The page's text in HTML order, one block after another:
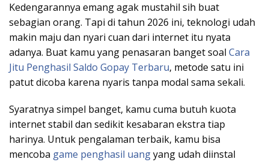
Kedengarannya emang agak mustahil sih buat
sebagian orang. Tapi di tahun 2026 ini, teknologi udah
makin maju dan nyari cuan dari internet itu nyata
adanya. Buat kamu yang penasaran banget soal Cara
Jitu Penghasil Saldo Gopay Terbaru, metode satu ini
patut dicoba karena nyaris tanpa modal sama sekali.
Syaratnya simpel banget, kamu cuma butuh kuota
internet stabil dan sedikit kesabaran ekstra tiap
harinya. Untuk pengalaman terbaik, kamu bisa
mencoba game penghasil uangyang udah diinstal